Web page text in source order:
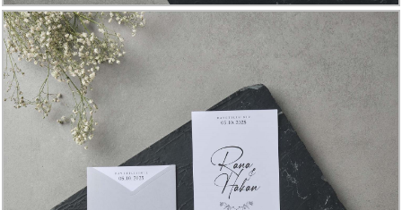
Dini
Düğün
Davetiyeler
yeni
Numune
Talebi
Gerçek
Yorumları